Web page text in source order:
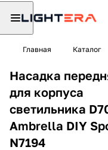
Главная Каталог
Насадка
для корпуса
светильника
Ambrella DIY
N7194